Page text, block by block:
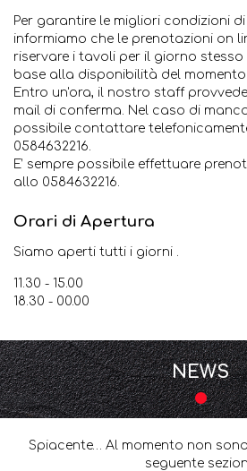
Per garantire le migliori condizioni
informiamo che le prenotazioni on
riservare i tavoli per il giorno
base alla disponibilità del momento.
Entro un'ora, il nostro staff
mail di conferma. Nel caso di
possibile contattare
0584632216.
E’ sempre possibile effettuare
allo 0584632216.
Orari di Apertura
Siamo aperti tutti i giorni .
11.30 - 15.00
18.30 - 00.00
NEWS
Spiacente… Al momento non
seguente